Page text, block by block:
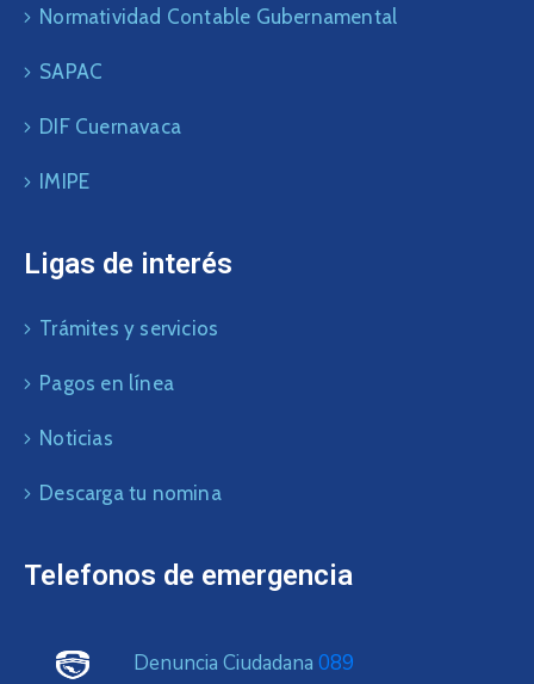
Normatividad Contable Gubernamental
SAPAC
DIF Cuernavaca
IMIPE
Ligas de interés
Trámites y servicios
Pagos en línea
Noticias
Descarga tu nomina
Telefonos de emergencia
Denuncia Ciudadana 089